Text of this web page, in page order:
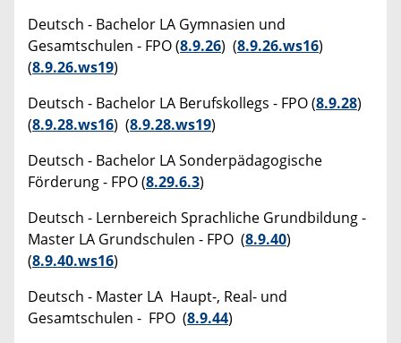
Deutsch - Bachelor LA Gymnasien und
Gesamtschulen - FPO (8.9.26) (8.9.26.ws16)
(8.9.26.ws19)
Deutsch - Bachelor LA Berufskollegs - FPO (8.9.28)
(8.9.28.ws16) (8.9.28.ws19)
Deutsch - Bachelor LA Sonderpädagogische
Förderung - FPO (8.29.6.3)
Deutsch - Lernbereich Sprachliche Grundbildung -
Master LA Grundschulen - FPO (8.9.40)
(8.9.40.ws16)
Deutsch - Master LA Haupt-, Real- und
Gesamtschulen - FPO (8.9.44)